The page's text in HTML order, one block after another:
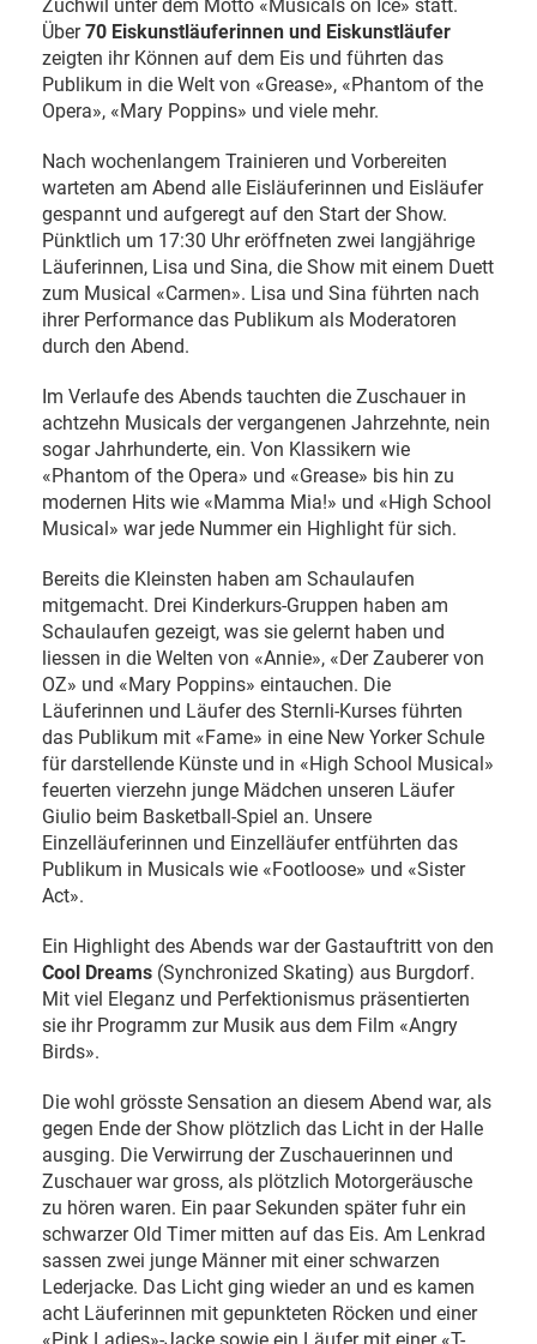
Zuchwil unter dem Motto «Musicals on Ice» statt.
Über70 Eiskunstläuferinnen und Eiskunstläufer
zeigten ihr Können auf dem Eis und führten das
Publikum in die Welt von «Grease», «Phantom of the
Opera», «Mary Poppins» und viele mehr.
Nach wochenlangem Trainieren und Vorbereiten
warteten am Abend alle Eisläuferinnen und Eisläufer
gespannt und aufgeregt auf den Start der Show.
Pünktlich um 17:30 Uhr eröffneten zwei langjährige
Läuferinnen, Lisa und Sina, die Show mit einem Duett
zum Musical «Carmen». Lisa und Sina führten nach
ihrer Performance das Publikum als Moderatoren
durch den Abend.
Im Verlaufe des Abends tauchten die Zuschauer in
achtzehn Musicals der vergangenen Jahrzehnte, nein
sogar Jahrhunderte, ein. Von Klassikern wie
«Phantom of the Opera» und «Grease» bis hin zu
modernen Hits wie «Mamma Mia!» und «High School
Musical» war jede Nummer ein Highlight für sich.
Bereits die Kleinsten haben am Schaulaufen
mitgemacht. Drei Kinderkurs-Gruppen haben am
Schaulaufen gezeigt, was sie gelernt haben und
liessen in die Welten von «Annie», «Der Zauberer von
OZ» und «Mary Poppins» eintauchen. Die
Läuferinnen und Läufer des Sternli-Kurses führten
das Publikum mit «Fame» in eine New Yorker Schule
für darstellende Künste und in «High School Musical»
feuerten vierzehn junge Mädchen unseren Läufer
Giulio beim Basketball-Spiel an. Unsere
Einzelläuferinnen und Einzelläufer entführten das
Publikum in Musicals wie «Footloose» und «Sister
Act».
Ein Highlight des Abends war der Gastauftritt von den
Cool Dreams (Synchronized Skating) aus Burgdorf.
Mit viel Eleganz und Perfektionismus präsentierten
sie ihr Programm zur Musik aus dem Film «Angry
Birds».
Die wohl grösste Sensation an diesem Abend war, als
gegen Ende der Show plötzlich das Licht in der Halle
ausging. Die Verwirrung der Zuschauerinnen und
Zuschauer war gross, als plötzlich Motorgeräusche
zu hören waren. Ein paar Sekunden später fuhr ein
schwarzer Old Timer mitten auf das Eis. Am Lenkrad
sassen zwei junge Männer mit einer schwarzen
Lederjacke. Das Licht ging wieder an und es kamen
acht Läuferinnen mit gepunkteten Röcken und einer